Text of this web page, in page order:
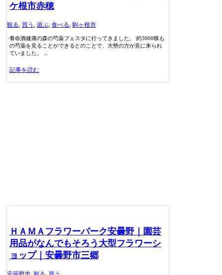
ケ根市赤穂
観る 買う 遊ぶ 食べる 駒ヶ根市
養命酒健康の森の芍薬フェスタに行ってきました。 約3000株も
の芍薬を見ることができるとのことで、大勢の方が見に来られ
ていました。 ...
記事を読む
ＨＡＭＡフラワーパーク安曇野｜園芸
用品がなんでもそろう大型フラワーシ
ョップ｜安曇野市三郷